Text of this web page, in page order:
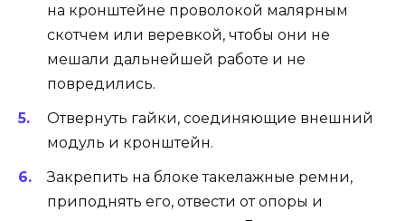
на кронштейне проволокой малярным
скотчем или веревкой, чтобы они не
мешали дальнейшей работе и не
повредились.
Отвернуть гайки, соединяющие внешний
модуль и кронштейн.
Закрепить на блоке такелажные ремни,
приподнять его, отвести от опоры и